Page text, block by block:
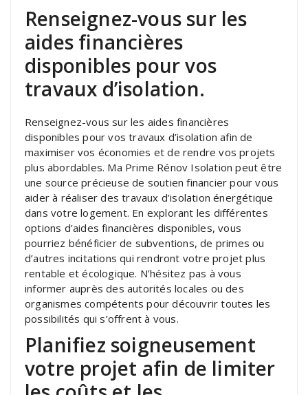
Renseignez-vous sur les
aides financières
disponibles pour vos
travaux d’isolation.
Renseignez-vous sur les aides financières
disponibles pour vos travaux d’isolation afin de
maximiser vos économies et de rendre vos projets
plus abordables. Ma Prime Rénov Isolation peut être
une source précieuse de soutien financier pour vous
aider à réaliser des travaux d’isolation énergétique
dans votre logement. En explorant les différentes
options d’aides financières disponibles, vous
pourriez bénéficier de subventions, de primes ou
d’autres incitations qui rendront votre projet plus
rentable et écologique. N’hésitez pas à vous
informer auprès des autorités locales ou des
organismes compétents pour découvrir toutes les
possibilités qui s’offrent à vous.
Planifiez soigneusement
votre projet afin de limiter